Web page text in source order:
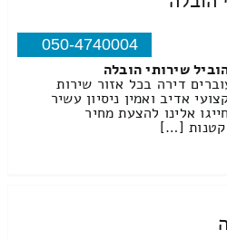
050-4740004
שירותי הובלה
דירה בכל אזור שירות
אדיב ואמין ניסיון עשיר
אלינו להצעת מחיר
קטנות […]